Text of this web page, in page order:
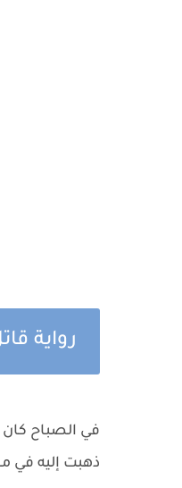
رواية
في الصباح
ذهبت إليه في